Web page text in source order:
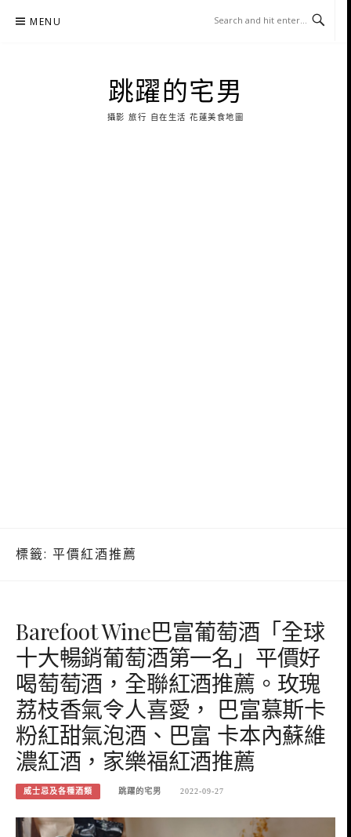
MENU
跳躍的宅男
攝影 旅行 自在生活 花蓮美食地圖
標籤: 平價紅酒推薦
Barefoot Wine巴富葡萄酒「全球
十大暢銷葡萄酒第一名」平價好
喝萄萄酒，全聯紅酒推薦。玫瑰
荔枝香氣令人喜愛， 巴富慕斯卡
粉紅甜氣泡酒、巴富 卡本內蘇維
濃紅酒，家樂福紅酒推薦
威士忌及各種酒類 跳躍的宅男 2022-09-27